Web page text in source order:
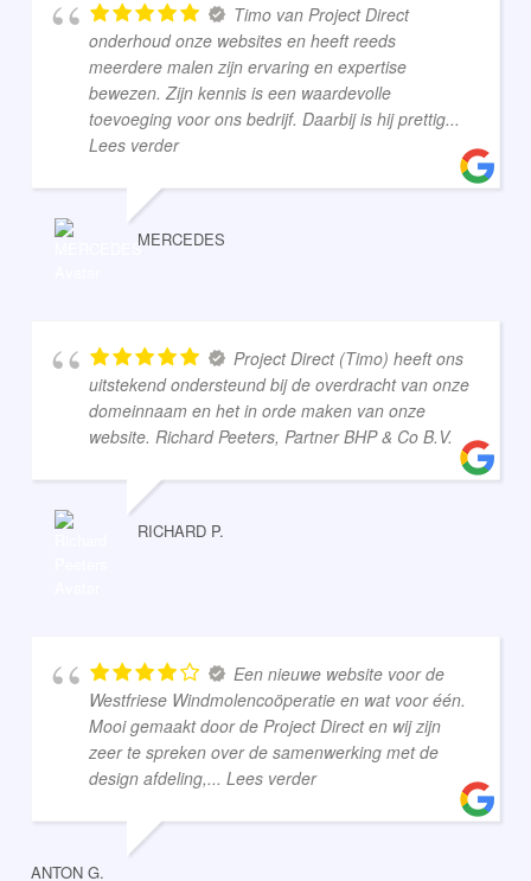
Timo van Project Direct
onderhoud onze websites en heeft reeds
meerdere malen zijn ervaring en expertise
bewezen. Zijn kennis is een waardevolle
toevoeging voor ons bedrijf. Daarbij is hij prettig...
Lees verder
MERCEDES
Project Direct (Timo) heeft ons
uitstekend ondersteund bij de overdracht van onze
domeinnaam en het in orde maken van onze
website. Richard Peeters, Partner BHP & Co B.V.
RICHARD P.
Een nieuwe website voor de
Westfriese Windmolencoöperatie en wat voor één.
Mooi gemaakt door de Project Direct en wij zijn
zeer te spreken over de samenwerking met de
design afdeling,... Lees verder
ANTON G.